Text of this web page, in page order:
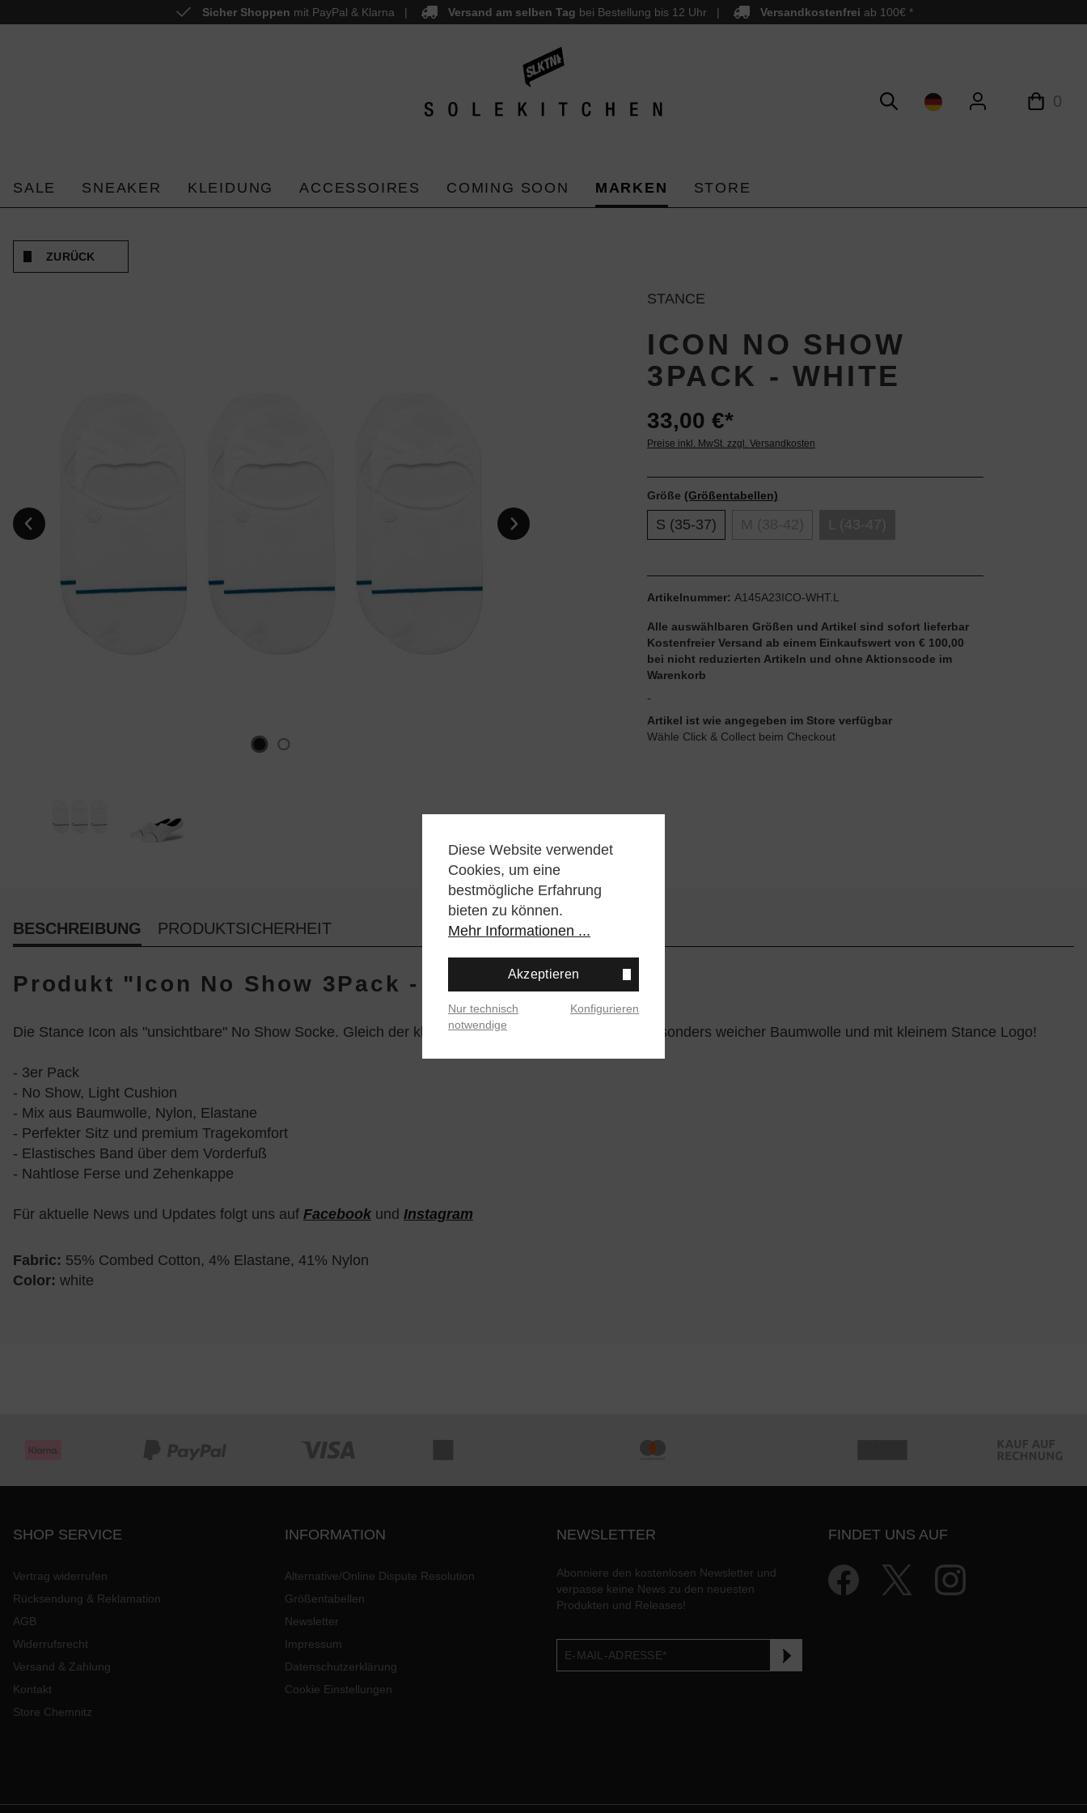
Zur Hauptnavigation springen
Sicher Shoppen mit PayPal & Klarna Versand am selben Tag bei Bestellung bis 12 Uhr Versandkostenfrei ab 100€ *
0
SALE SNEAKER KLEIDUNG ACCESSOIRES COMING SOON MARKEN STORE
ZURÜCK
STANCE
ICON NO SHOW
3PACK - WHITE
33,00 €*
Preise inkl. MwSt. zzgl. Versandkosten
Größe (Größentabellen)
S (35-37)
Artikelnummer: A145A23ICO-WHT.L
Alle auswählbaren Größen und Artikel sind sofort lieferbar
Kostenfreier Versand ab einem Einkaufswert von € 100,00
bei nicht reduzierten Artikeln und ohne Aktionscode im
Warenkorb
-
Artikel ist wie angegeben im Store verfügbar
Wähle Click & Collect beim Checkout
BESCHREIBUNG PRODUKTSICHERHEIT
Produkt "Icon No Show 3Pack - White"
Die Stance Icon als "unsichtbare" No Show Socke. Gleich der klassischen Crew Socke ist sie aus besonders weicher Baumwolle und mit kleinem Stance Logo!
- 3er Pack
- No Show, Light Cushion
- Mix aus Baumwolle, Nylon, Elastane
- Perfekter Sitz und premium Tragekomfort
- Elastisches Band über dem Vorderfuß
- Nahtlose Ferse und Zehenkappe
Für aktuelle News und Updates folgt uns auf Facebook und Instagram
Fabric: 55% Combed Cotton, 4% Elastane, 41% Nylon
Color: white
SHOP SERVICE
Vertrag widerrufen
Rücksendung & Reklamation
AGB
Widerrufsrecht
Versand & Zahlung
Kontakt
Store Chemnitz
INFORMATION
Alternative/Online Dispute Resolution
Größentabellen
Newsletter
Impressum
Datenschutzerklärung
Cookie Einstellungen
NEWSLETTER
Abonniere den kostenlosen Newsletter und
verpasse keine News zu den neuesten
Produkten und Releases!
FINDET UNS AUF
Diese Website verwendet
Cookies, um eine
bestmögliche Erfahrung
bieten zu können.
Mehr Informationen ...
Akzeptieren
Nur technisch
notwendige
Konfigurieren